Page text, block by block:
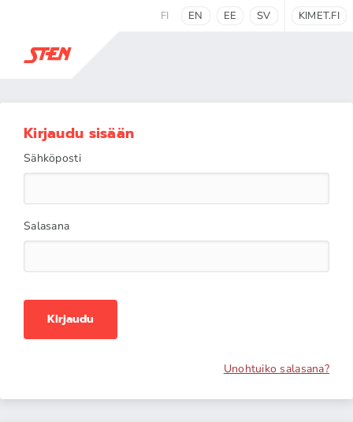
FI EN EE SV KIMET.FI
Kirjaudu sisään
Sähköposti
Salasana
Kirjaudu
Unohtuiko salasana?